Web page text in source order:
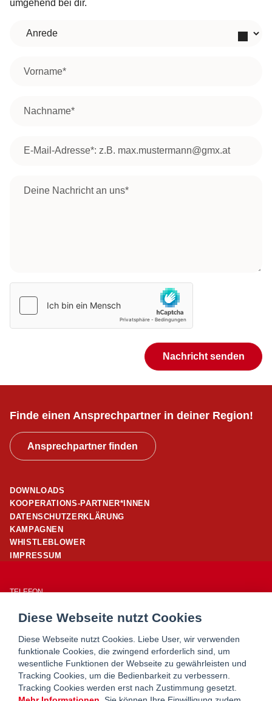
Rennbahnweg
Auf Karte anzeigen
Ziegelhofstraße 36, 1220 Wien, Österreich
Route öffnen
umgehend bei dir.
Nachricht senden
Finde einen Ansprechpartner in deiner Region!
Ansprechpartner finden
DOWNLOADS
KOOPERATIONS-PARTNER*INNEN
DATENSCHUTZERKLÄRUNG
KAMPAGNEN
WHISTLEBLOWER
IMPRESSUM
TELEFON
E-MAIL
WOHNSERVICE WIEN
WOHNBERATUNG WIEN
MIETERHILFE
Diese Webseite nutzt Cookies
Diese Webseite nutzt Cookies. Liebe User, wir verwenden
funktionale Cookies, die zwingend erforderlich sind, um
wesentliche Funktionen der Webseite zu gewährleisten und
Tracking Cookies, um die Bedienbarkeit zu verbessern.
Tracking Cookies werden erst nach Zustimmung gesetzt.